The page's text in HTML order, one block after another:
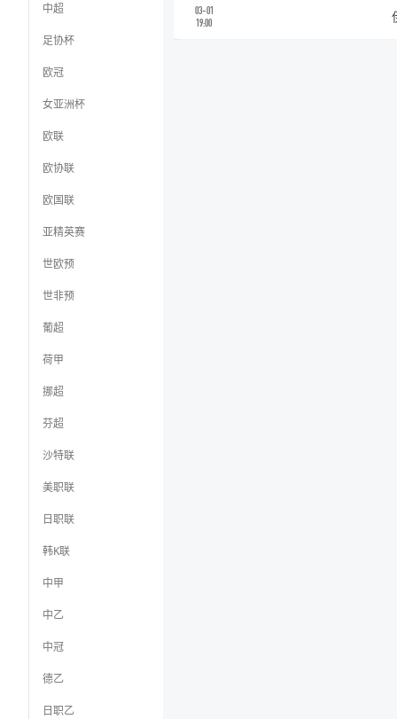
中超
足协杯
欧冠
女亚洲杯
欧联
欧协联
欧国联
亚精英赛
世欧预
世非预
葡超
荷甲
挪超
芬超
沙特联
美职联
日职联
韩K联
中甲
中乙
中冠
德乙
日职乙
03-01
19:00